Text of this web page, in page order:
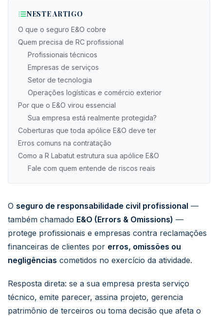
NESTE ARTIGO
O que o seguro E&O cobre
Quem precisa de RC profissional
Profissionais técnicos
Empresas de serviços
Setor de tecnologia
Operações logísticas e comércio exterior
Por que o E&O virou essencial
Sua empresa está realmente protegida?
Coberturas que toda apólice E&O deve ter
Erros comuns na contratação
Como a R Labatut estrutura sua apólice E&O
Fale com quem entende de riscos reais
O seguro de responsabilidade civil profissional —
também chamado E&O (Errors & Omissions) —
protege profissionais e empresas contra reclamações
financeiras de clientes por erros, omissões ou
negligências cometidos no exercício da atividade.
Resposta direta: se a sua empresa presta serviço
técnico, emite parecer, assina projeto, gerencia
patrimônio de terceiros ou toma decisão que afeta o